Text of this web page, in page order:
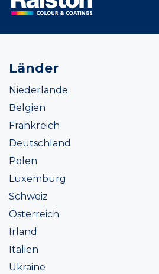
Länder
Niederlande
Belgien
Frankreich
Deutschland
Polen
Luxemburg
Schweiz
Österreich
Irland
Italien
Ukraine